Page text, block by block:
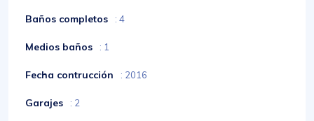
Baños completos : 4
Medios baños : 1
Fecha contrucción : 2016
Garajes : 2